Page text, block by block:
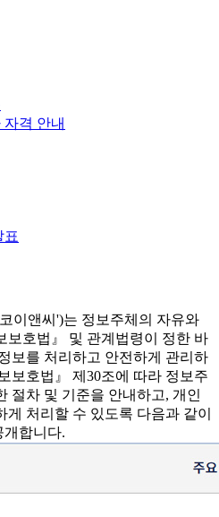
격 안내
표
이앤씨')는 정보주체의 자유와
보호법』 및 관계법령이 정한 바
보를 처리하고 안전하게 관리하
보호법』 제30조에 따라 정보주
절차 및 기준을 안내하고, 개인
처리할 수 있도록 다음과 같이
개합니다.